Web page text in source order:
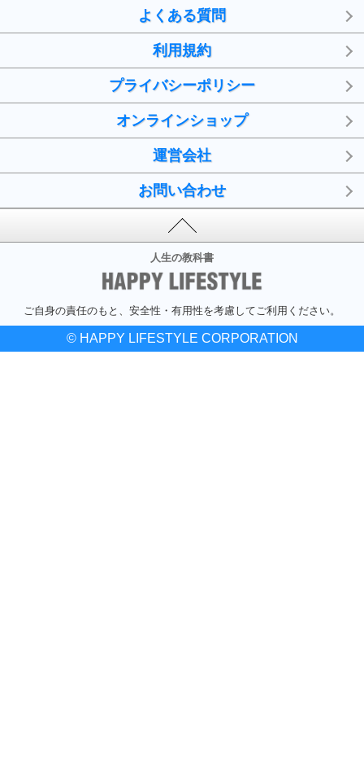
よくある質問
利用規約
プライバシーポリシー
オンラインショップ
運営会社
お問い合わせ
人生の教科書
ご自身の責任のもと、安全性・有用性を考慮してご利用ください。
© HAPPY LIFESTYLE CORPORATION